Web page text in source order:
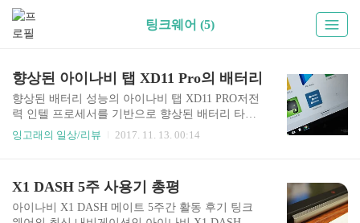
팅크웨어 (5)
향상된 아이나비 탭 XD11 Pro의 배터리
향상된 배터리 성능의 아이나비 탭 XD11 PRO저전
력 인텔 프로세서를 기반으로 향상된 배터리 타임
을 제공하는 '아이나비 탭 XD11 Pro'의 배터리 사용
온 종일 갖고 다니는데요, 장점도 있고 단점도 있지
만 배터리 성능은 맘에 듭니다. 중간 중간 대기모드
잉고래의 일상/리뷰 2017. 11. 13. 00:14
X1 DASH 5주 사용기 총평
아이나비 X1 DASH 메이트 5주간 활동 후기 팅크